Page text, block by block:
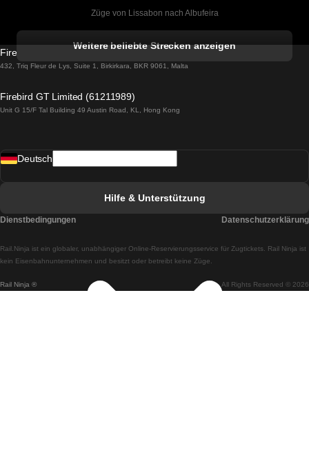
Züge von Lissabon nach Albufeira
Züge von Lissabon nach Lagos
Züge von Lissabon nach Madrid
Züge von Lissabon nach Braga
Züge von Braga nach Lissabon
Weitere beliebte Strecken anzeigen
Firebird GT Limited (OC 1451)
432, Triq Fleur de Lys, Suite 1, Birkirkara, BKR 9061, Malta
Firebird GT Limited (61211989)
Unit G 15/F Tal Building 49 Austin Road, KL, Hong Kong
Rail Ninja ® All Rights Reserved © 2026
Rail.Ninja ist ein globaler, unabhängiger Online-Reservierungsservice für Zugtickets. Rail Ninja ist
kein Eisenbahnunternehmen und besitzt oder betreibt keine Züge.
Deutsch
Hilfe & Unterstützung
Dienstbedingungen Datenschutzerklärung